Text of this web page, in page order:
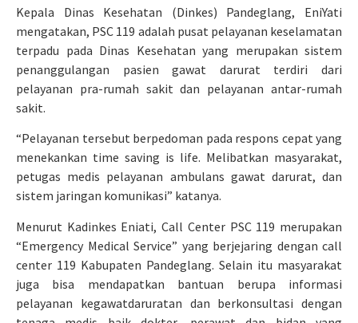
Kepala Dinas Kesehatan (Dinkes) Pandeglang, EniYati
mengatakan, PSC 119 adalah pusat pelayanan keselamatan
terpadu pada Dinas Kesehatan yang merupakan sistem
penanggulangan pasien gawat darurat terdiri dari
pelayanan pra-rumah sakit dan pelayanan antar-rumah
sakit.
“Pelayanan tersebut berpedoman pada respons cepat yang
menekankan time saving is life. Melibatkan masyarakat,
petugas medis pelayanan ambulans gawat darurat, dan
sistem jaringan komunikasi” katanya.
Menurut Kadinkes Eniati, Call Center PSC 119 merupakan
“Emergency Medical Service” yang berjejaring dengan call
center 119 Kabupaten Pandeglang. Selain itu masyarakat
juga bisa mendapatkan bantuan berupa informasi
pelayanan kegawatdaruratan dan berkonsultasi dengan